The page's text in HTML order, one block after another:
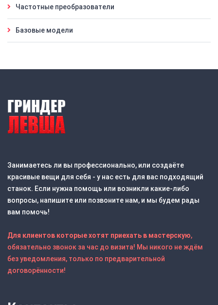
Частотные преобразователи
Базовые модели
Занимаетесь ли вы профессионально, или создаёте
красивые вещи для себя - у нас есть для вас подходящий
станок. Если нужна помощь или возникли какие-либо
вопросы, напишите или позвоните нам, и мы будем рады
вам помочь!
Для клиентов которые хотят приехать в мастерскую,
обязательно звонок за час до визита! Мы никого не ждём
без уведомления, только по предварительной
договорённости!